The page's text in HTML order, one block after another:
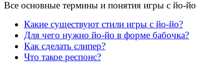
Все основные термины и понятия игры с йо-йо
Какие существуют стили игры с йо-йо?
Для чего нужно йо-йо в форме бабочка?
Как сделать слипер?
Что такое респонс?